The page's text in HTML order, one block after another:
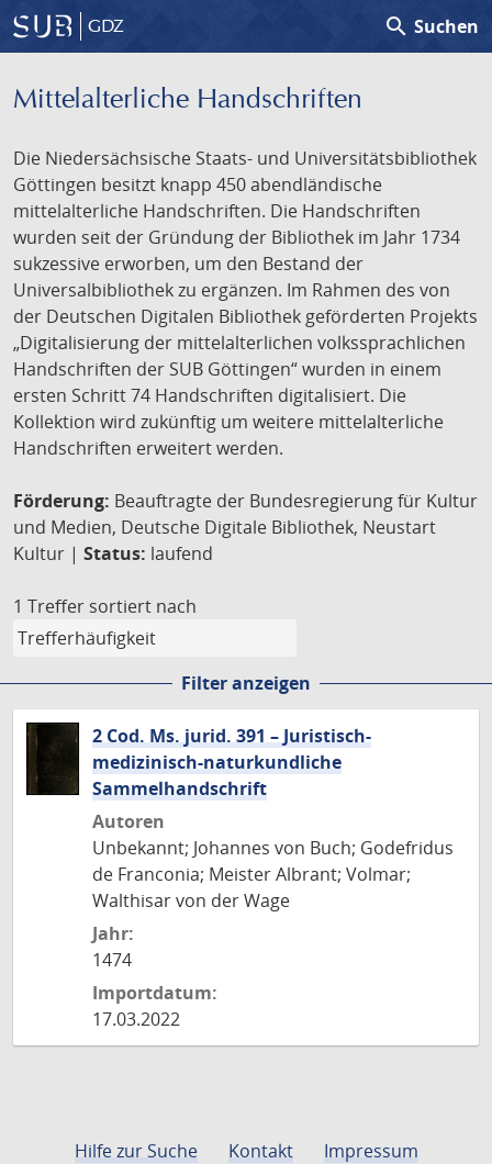
GDZ search Suchen
Mittelalterliche Handschriften
Die Niedersächsische Staats- und Universitätsbibliothek
Göttingen besitzt knapp 450 abendländische
mittelalterliche Handschriften. Die Handschriften
wurden seit der Gründung der Bibliothek im Jahr 1734
sukzessive erworben, um den Bestand der
Universalbibliothek zu ergänzen. Im Rahmen des von
der Deutschen Digitalen Bibliothek geförderten Projekts
„Digitalisierung der mittelalterlichen volkssprachlichen
Handschriften der SUB Göttingen“ wurden in einem
ersten Schritt 74 Handschriften digitalisiert. Die
Kollektion wird zukünftig um weitere mittelalterliche
Handschriften erweitert werden.
Förderung: Beauftragte der Bundesregierung für Kultur
und Medien, Deutsche Digitale Bibliothek, Neustart
Kultur | Status: laufend
1 Treffer sortiert nach
Filter anzeigen
2 Cod. Ms. jurid. 391 – Juristisch-
medizinisch-naturkundliche
Sammelhandschrift
Autoren
Unbekannt; Johannes von Buch; Godefridus
de Franconia; Meister Albrant; Volmar;
Walthisar von der Wage
Jahr:
1474
Importdatum:
17.03.2022
Hilfe zur Suche Kontakt
Impressum